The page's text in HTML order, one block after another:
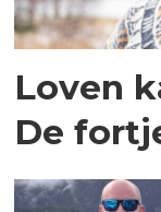
Loven
De